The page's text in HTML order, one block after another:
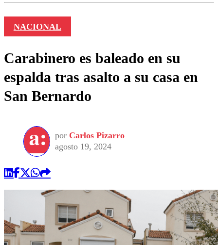
NACIONAL
Carabinero es baleado en su
espalda tras asalto a su casa en
San Bernardo
por Carlos Pizarro
agosto 19, 2024